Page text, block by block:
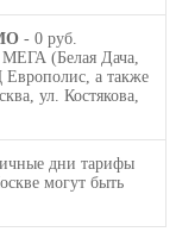
- 0 руб.
(Белая Дача,
а также
ул. Костякова,
дни тарифы
могут быть